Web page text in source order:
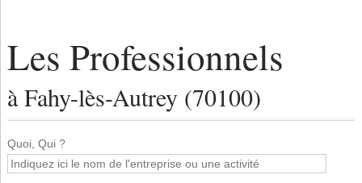
Les Professionnels
à Fahy-lès-Autrey (70100)
Quoi, Qui ?